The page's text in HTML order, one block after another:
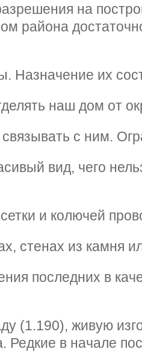
на
района
Назначение их
наш дом от
связывать с ним.
вид, чего
и колючей
стенах из камня
последних в
(1.190), живую
Редкие в начале